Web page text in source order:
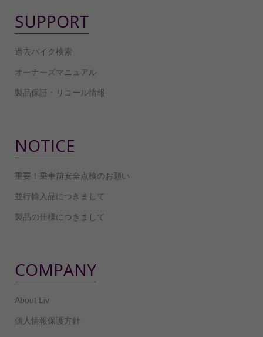
SUPPORT
過去バイク検索
オーナーズマニュアル
製品保証・リコール情報
NOTICE
重要！乗車前安全点検のお願い
並行輸入品につきまして
製品の仕様につきまして
COMPANY
About Liv
個人情報保護方針